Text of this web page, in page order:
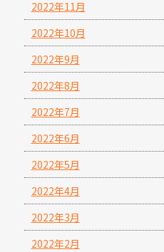
2022年11月
2022年10月
2022年9月
2022年8月
2022年7月
2022年6月
2022年5月
2022年4月
2022年3月
2022年2月